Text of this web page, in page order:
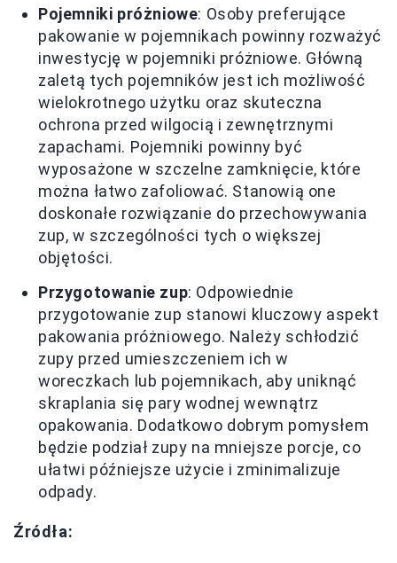
Pojemniki próżniowe: Osoby preferujące
pakowanie w pojemnikach powinny rozważyć
inwestycję w pojemniki próżniowe. Główną
zaletą tych pojemników jest ich możliwość
wielokrotnego użytku oraz skuteczna
ochrona przed wilgocią i zewnętrznymi
zapachami. Pojemniki powinny być
wyposażone w szczelne zamknięcie, które
można łatwo zafoliować. Stanowią one
doskonałe rozwiązanie do przechowywania
zup, w szczególności tych o większej
objętości.
Przygotowanie zup: Odpowiednie
przygotowanie zup stanowi kluczowy aspekt
pakowania próżniowego. Należy schłodzić
zupy przed umieszczeniem ich w
woreczkach lub pojemnikach, aby uniknąć
skraplania się pary wodnej wewnątrz
opakowania. Dodatkowo dobrym pomysłem
będzie podział zupy na mniejsze porcje, co
ułatwi późniejsze użycie i zminimalizuje
odpady.
Źródła: